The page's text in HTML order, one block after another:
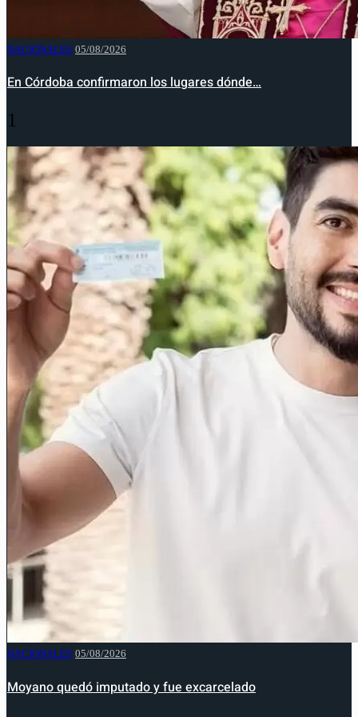
NACIONALES 05/08/2026
En Córdoba confirmaron los lugares dónde…
1
NACIONALES 05/08/2026
Moyano quedó imputado y fue excarcelado